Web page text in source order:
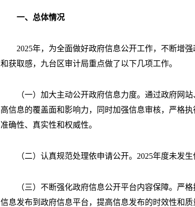
一、总体情况
2025年，为全面做好政府信息公开工作，不断增
和获取感， 九台区审计局重点做了以下几项工作。
（一） 加大主动公开政府信息力度。 通过政府网
高信息的覆盖面和影响力，同时加强信息审核，严格
准确性、真实性和权威性。
（二）认真规范处理依申请公开。 2025年度未发生
（三）不断强化政府信息公开平台内容保障。 严格
信息发布到政府信息平台，提高信息发布的时效性和